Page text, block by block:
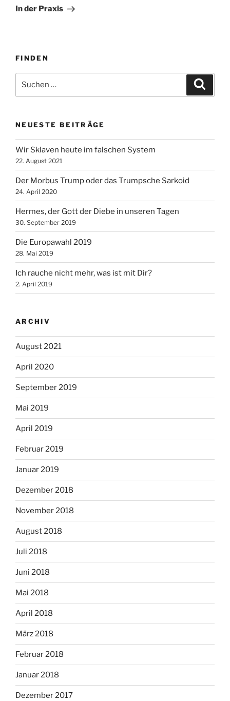
Beitrag
In der Praxis
FINDEN
nach:
NEUESTE BEITRÄGE
Wir Sklaven heute im falschen System
22. August 2021
Der Morbus Trump oder das Trumpsche Sarkoid
24. April 2020
Hermes, der Gott der Diebe in unseren Tagen
30. September 2019
Die Europawahl 2019
28. Mai 2019
Ich rauche nicht mehr, was ist mit Dir?
2. April 2019
ARCHIV
August 2021
April 2020
September 2019
Mai 2019
April 2019
Februar 2019
Januar 2019
Dezember 2018
November 2018
August 2018
Juli 2018
Juni 2018
Mai 2018
April 2018
März 2018
Februar 2018
Januar 2018
Dezember 2017